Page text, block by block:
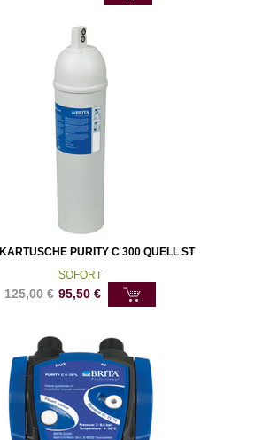
KARTUSCHE PURITY C 300 QUELL ST
SOFORT
125,00€ 95,50€